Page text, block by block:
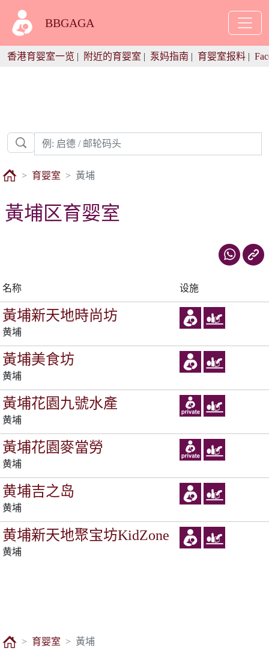
BBGAGA
香港育婴室一览 | 附近的育婴室 | 泵妈指南 | 育婴室报料 |
育婴室 黃埔
黃埔区育婴室
名称 设施
黃埔新天地時尚坊
黄埔
黃埔美食坊
黄埔
黃埔花園九號水產
黄埔
黃埔花園麥當勞
黄埔
黄埔吉之岛
黄埔
黄埔新天地聚宝坊KidZone
黄埔
育婴室 黃埔